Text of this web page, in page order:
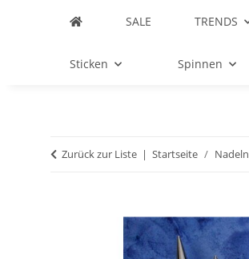
SALE TRENDS
Sticken Spinnen
Zurück zur Liste Startseite Nadeln